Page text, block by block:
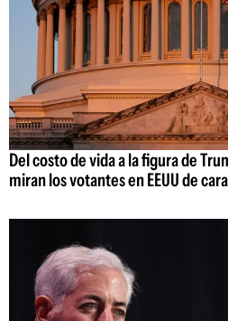
Del costo de vida a la figura de
miran los votantes en EEUU de